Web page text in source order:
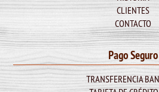
CLIENTES
CONTACTO
Pago Seguro
TRANSFERENCIA